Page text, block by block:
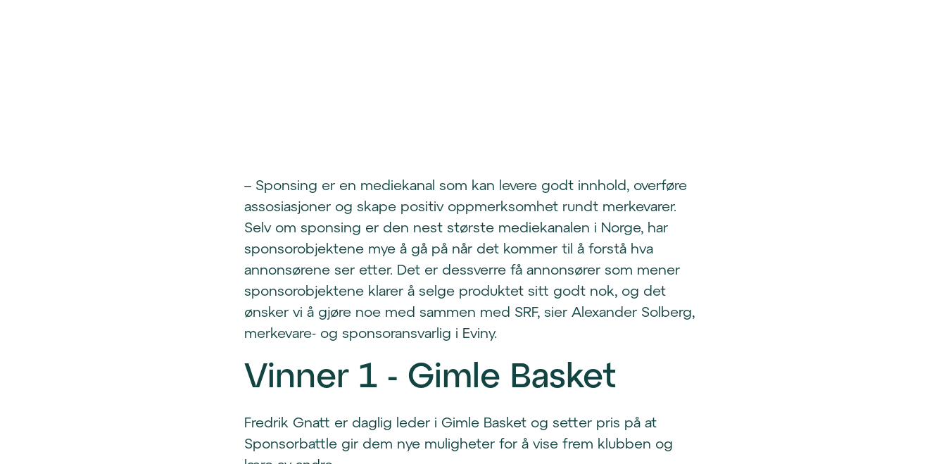
– Sponsing er en mediekanal som kan levere godt innhold, overføre
assosiasjoner og skape positiv oppmerksomhet rundt merkevarer.
Selv om sponsing er den nest største mediekanalen i Norge, har
sponsorobjektene mye å gå på når det kommer til å forstå hva
annonsørene ser etter. Det er dessverre få annonsører som mener
sponsorobjektene klarer å selge produktet sitt godt nok, og det
ønsker vi å gjøre noe med sammen med SRF, sier Alexander Solberg,
merkevare- og sponsoransvarlig i Eviny.
Vinner 1 - Gimle Basket
Fredrik Gnatt er daglig leder i Gimle Basket og setter pris på at
Sponsorbattle gir dem nye muligheter for å vise frem klubben og